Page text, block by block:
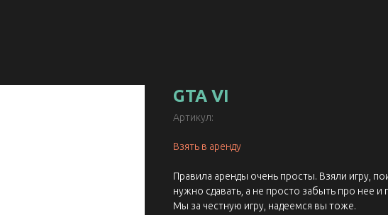
GTA VI
Артикул:
Взять в аренду
Правила аренды очень просты. Взяли игру,
нужно сдавать, а не просто забыть про нее и
Мы за честную игру, надеемся вы тоже.